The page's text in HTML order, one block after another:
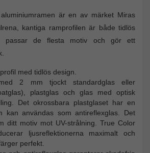
är en av märket Miras
kantiga ramprofilen är både tidlös
passar de flesta motiv och gör ett
med tidlös design.
2 mm tjockt standardglas eller
plastglas och glas med optisk
Det okrossbara plastglaset har en
kan användas som antireflexglas. Det
ditt motiv mot UV-strålning. True Color
ljusreflektionerna maximalt och
perfekt.